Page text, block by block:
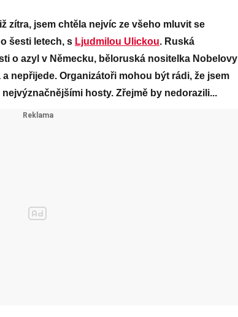
zítra, jsem chtěla nejvíc ze všeho mluvit se
šesti letech, s Ljudmilou Ulickou. Ruská
o azyl v Německu, běloruská nositelka Nobelovy
nepřijede. Organizátoři mohou být rádi, že jsem
hosty. Zřejmě by nedorazili...